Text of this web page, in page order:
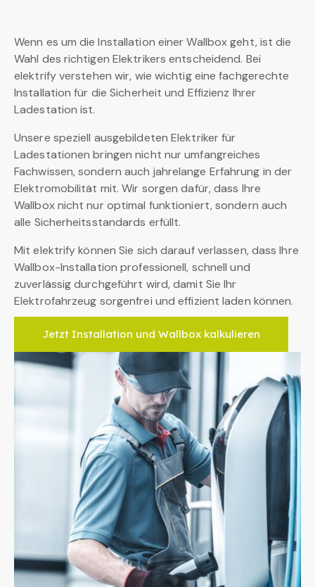
Wenn es um die Installation einer Wallbox geht, ist die
Wahl des richtigen Elektrikers entscheidend. Bei
elektrify verstehen wir, wie wichtig eine fachgerechte
Installation für die Sicherheit und Effizienz Ihrer
Ladestation ist.
Unsere speziell ausgebildeten Elektriker für
Ladestationen bringen nicht nur umfangreiches
Fachwissen, sondern auch jahrelange Erfahrung in der
Elektromobilität mit. Wir sorgen dafür, dass Ihre
Wallbox nicht nur optimal funktioniert, sondern auch
alle Sicherheitsstandards erfüllt.
Mit elektrify können Sie sich darauf verlassen, dass Ihre
Wallbox-Installation professionell, schnell und
zuverlässig durchgeführt wird, damit Sie Ihr
Elektrofahrzeug sorgenfrei und effizient laden können.
Jetzt Installation und Wallbox kalkulieren